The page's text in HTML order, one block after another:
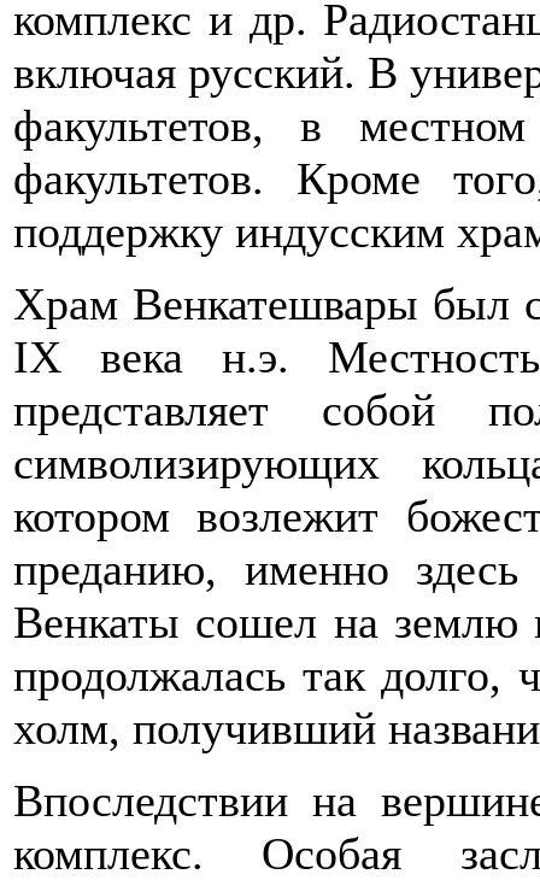
комплекс и др.
включая русский. В
факультетов, в
факультетов. Кроме
поддержку индусским
Храм Венкатешвары был
IХ века н.э.
представляет собой
символизирующих
котором возлежит
преданию, именно
Венкаты сошел на землю
продолжалась так долго,
холм, получивший
Впоследствии на
комплекс. Особая